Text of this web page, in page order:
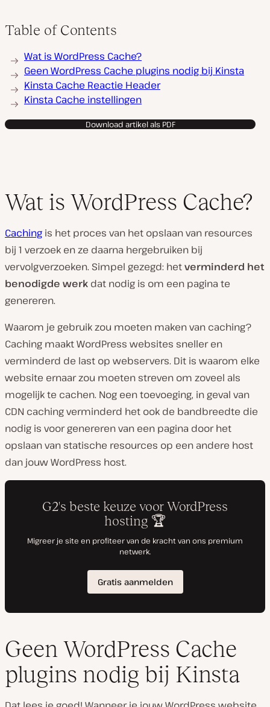
Table of Contents
Wat is WordPress Cache?
Geen WordPress Cache plugins nodig bij Kinsta
Kinsta Cache Reactie Header
Kinsta Cache instellingen
Download artikel als PDF
Wat is WordPress Cache?
Caching is het proces van het opslaan van resources
bij 1 verzoek en ze daarna hergebruiken bij
vervolgverzoeken. Simpel gezegd: hetverminderd het
benodigde werk dat nodig is om een pagina te
genereren.
Waarom je gebruik zou moeten maken van caching?
Caching maakt WordPress websites sneller en
verminderd de last op webservers. Dit is waarom elke
website ernaar zou moeten streven om zoveel als
mogelijk te cachen. Nog een toevoeging, in geval van
CDN caching verminderd het ook de bandbreedte die
nodig is voor genereren van een pagina door het
opslaan van statische resources op een andere host
dan jouw WordPress host.
Geen WordPress Cache
plugins nodig bij Kinsta